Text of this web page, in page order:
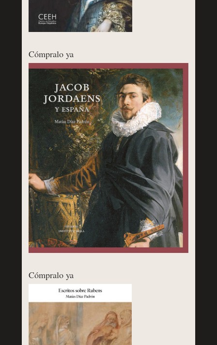
Cómpralo ya
Cómpralo ya